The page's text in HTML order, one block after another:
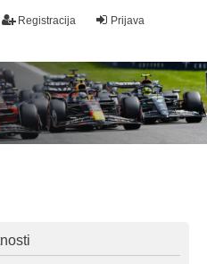
Prijava
Registracija